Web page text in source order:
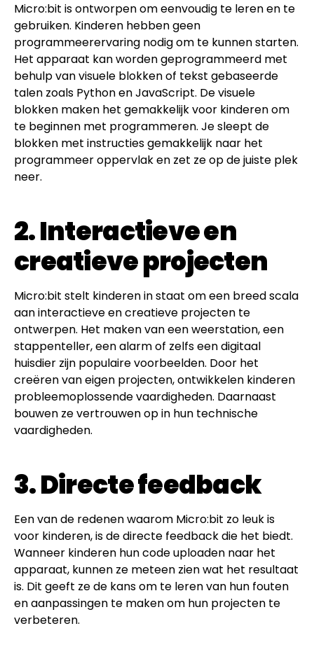
Micro:bit is ontworpen om eenvoudig te leren en te
gebruiken. Kinderen hebben geen
programmeerervaring nodig om te kunnen starten.
Het apparaat kan worden geprogrammeerd met
behulp van visuele blokken of tekst gebaseerde
talen zoals Python en JavaScript. De visuele
blokken maken het gemakkelijk voor kinderen om
te beginnen met programmeren. Je sleept de
blokken met instructies gemakkelijk naar het
programmeer oppervlak en zet ze op de juiste plek
neer.
2. Interactieve en
creatieve projecten
Micro:bit stelt kinderen in staat om een breed scala
aan interactieve en creatieve projecten te
ontwerpen. Het maken van een weerstation, een
stappenteller, een alarm of zelfs een digitaal
huisdier zijn populaire voorbeelden. Door het
creëren van eigen projecten, ontwikkelen kinderen
probleemoplossende vaardigheden. Daarnaast
bouwen ze vertrouwen op in hun technische
vaardigheden.
3. Directe feedback
Een van de redenen waarom Micro:bit zo leuk is
voor kinderen, is de directe feedback die het biedt.
Wanneer kinderen hun code uploaden naar het
apparaat, kunnen ze meteen zien wat het resultaat
is. Dit geeft ze de kans om te leren van hun fouten
en aanpassingen te maken om hun projecten te
verbeteren.